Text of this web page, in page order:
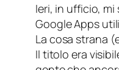
Ieri, in ufficio,
Google Apps
La cosa strana (
Il titolo era